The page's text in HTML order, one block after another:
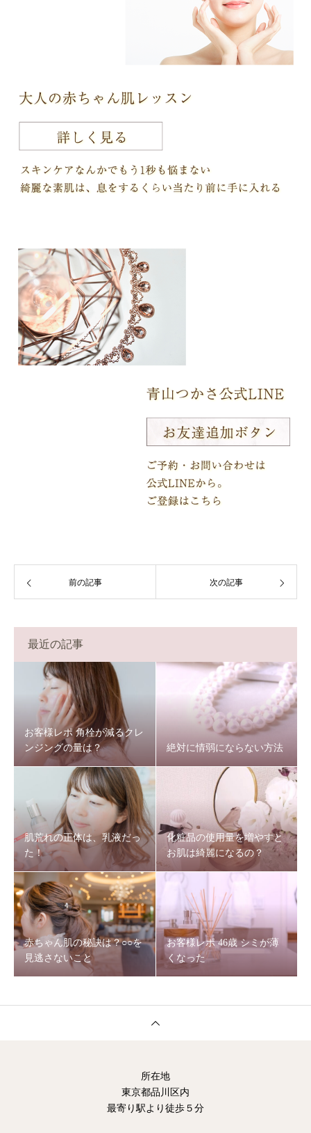
前の記事 次の記事
最近の記事
お客様レポ 角栓が減るクレ
ンジングの量は？
絶対に情弱にならない方法
肌荒れの正体は、乳液だっ
た！
化粧品の使用量を増やすと
お肌は綺麗になるの？
赤ちゃん肌の秘訣は？○○を
見逃さないこと
お客様レポ 46歳 シミが薄
くなった
所在地
東京都品川区内
最寄り駅より徒歩５分